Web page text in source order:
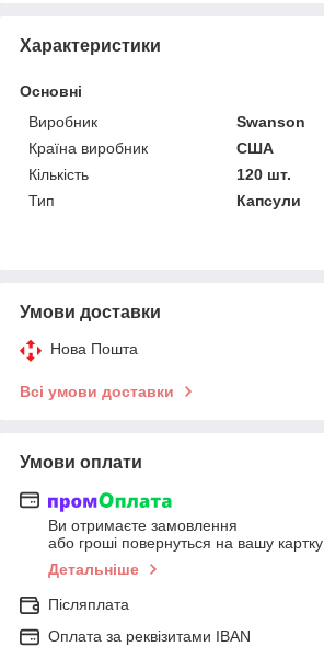
Характеристики
Основні
Виробник
Swanson
Країна виробник
США
Кількість
120 шт.
Тип
Капсули
Умови доставки
Нова Пошта
Всі умови доставки
Умови оплати
Ви отримаєте замовлення
або гроші повернуться на вашу картку
Детальніше
Післяплата
Оплата за реквізитами IBAN